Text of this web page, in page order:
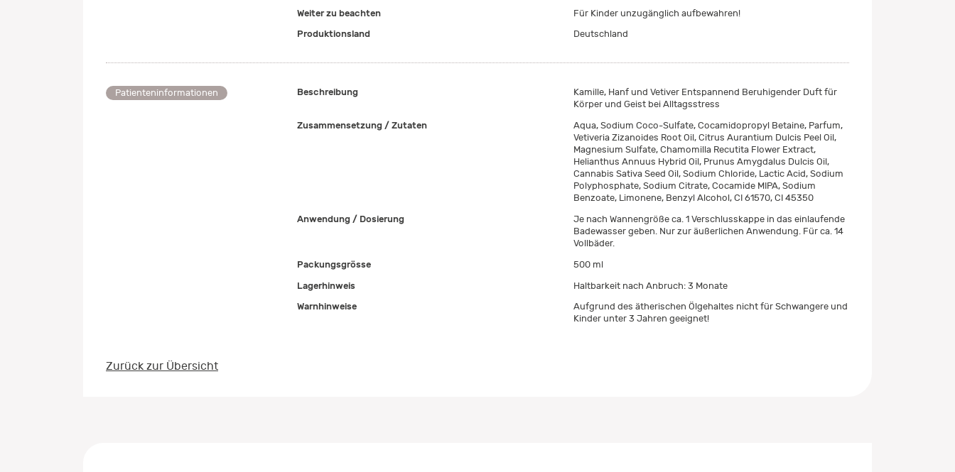
Weiter zu beachten
Für Kinder unzugänglich aufbewahren!
Produktionsland
Deutschland
Patienteninformationen Beschreibung
Kamille, Hanf und Vetiver Entspannend Beruhigender Duft für
Körper und Geist bei Alltagsstress
Zusammensetzung / Zutaten
Aqua, Sodium Coco-Sulfate, Cocamidopropyl Betaine, Parfum,
Vetiveria Zizanoides Root Oil, Citrus Aurantium Dulcis Peel Oil,
Magnesium Sulfate, Chamomilla Recutita Flower Extract,
Helianthus Annuus Hybrid Oil, Prunus Amygdalus Dulcis Oil,
Cannabis Sativa Seed Oil, Sodium Chloride, Lactic Acid, Sodium
Polyphosphate, Sodium Citrate, Cocamide MIPA, Sodium
Benzoate, Limonene, Benzyl Alcohol, CI 61570, CI 45350
Anwendung / Dosierung
Je nach Wannengröße ca. 1 Verschlusskappe in das einlaufende
Badewasser geben. Nur zur äußerlichen Anwendung. Für ca. 14
Vollbäder.
Packungsgrösse
500 ml
Lagerhinweis
Haltbarkeit nach Anbruch: 3 Monate
Warnhinweise
Aufgrund des ätherischen Ölgehaltes nicht für Schwangere und
Kinder unter 3 Jahren geeignet!
Zurück zur Übersicht